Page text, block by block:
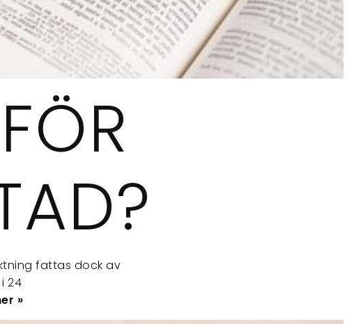
fattas dock av
24
»